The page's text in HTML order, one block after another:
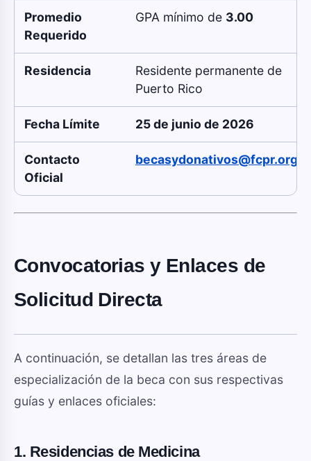
Promedio
Requerido
GPA mínimo de 3.00
Residencia
Residente permanente de
Puerto Rico
Fecha Límite 25 de junio de 2026
Contacto
Oficial
becasydonativos@fcpr.org
Convocatorias y Enlaces de
Solicitud Directa
A continuación, se detallan las tres áreas de
especialización de la beca con sus respectivas
guías y enlaces oficiales:
1. Residencias de Medicina